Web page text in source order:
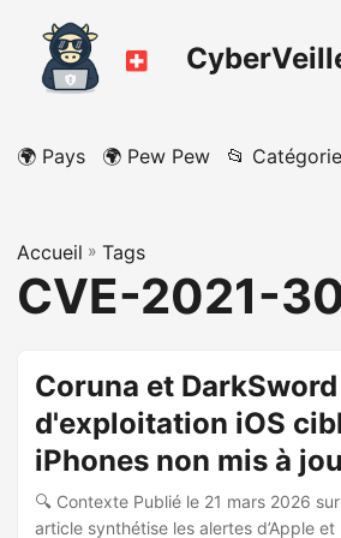
🌍 Pays 🌍 Pew Pew 📂
Accueil » Tags
CVE-2021-
Coruna et
d'exploitation iOS
iPhones non mis à
🔍 Contexte Publié le 21 mars 2026
article synthétise les alertes d’Apple